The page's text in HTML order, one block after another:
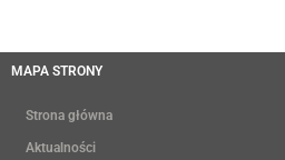
MAPA STRONY
Strona główna
Aktualności